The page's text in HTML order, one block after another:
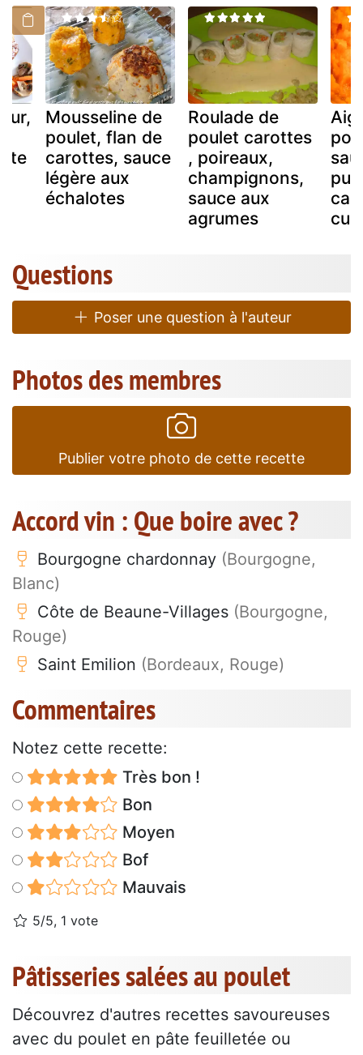
Mousseline de
poulet, flan de
carottes, sauce
légère aux
échalotes
Roulade de
poulet carottes
, poireaux,
champignons,
sauce aux
agrumes
Questions
Poser une question à l'auteur
Photos des membres
Publier votre photo de cette recette
Accord vin : Que boire avec ?
Bourgogne chardonnay (Bourgogne,
Blanc)
Côte de Beaune-Villages (Bourgogne,
Rouge)
Saint Emilion (Bordeaux, Rouge)
Commentaires
Notez cette recette:
Très bon !
Bon
Moyen
Bof
Mauvais
5/5, 1 vote
Pâtisseries salées au poulet
Découvrez d'autres recettes savoureuses
avec du poulet en pâte feuilletée ou